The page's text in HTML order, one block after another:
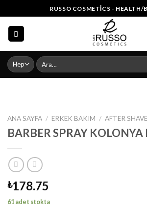
to
content
RUSSO COSMETICS - HEALTH/
Ara:
ANA SAYFA / ERKEK BAKIM / AFTER SHAVE
BARBER SPRAY KOLONYA
₺178.75
61 adet stokta